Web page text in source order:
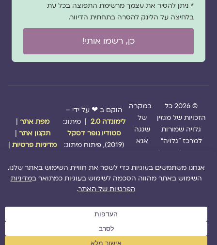
* ניתן להסיר את עצמך מרשימת התפוצה בכל עת
בלחיצה על הלינק להסרה בתחתית הדיוור.
כן, רשמו אותי!
© 2026 כל
הזכויות של מגזין
גלויה שמורות
למרכז "גלויה"
ושרה סגל־כץ אלא
אם צויין אחרת |
במקרה
של
שגגה
אנא
עימנו
קשר
הוקם ב ❤ על ידי –
לימונדה 2.0
| מיתוג:
סטודיו נופר דסקל
2.0
(2020-2026)
מפת אתר|
תקנון אתר|
מדיניות פרטיות|
לאתר|משבו
אותנו|תמכו בנו